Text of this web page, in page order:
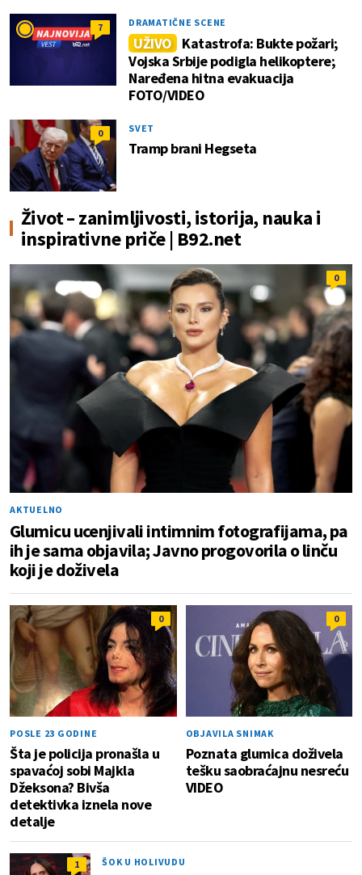
7 DRAMATIČNE SCENE
UŽIVO Katastrofa: Bukte požari;
Vojska Srbije podigla helikoptere;
Naređena hitna evakuacija
FOTO/VIDEO
0 SVET
Tramp brani Hegseta
Život – zanimljivosti, istorija, nauka i
inspirativne priče | B92.net
0
AKTUELNO
Glumicu ucenjivali intimnim fotografijama, pa
ih je sama objavila; Javno progovorila o linču
koji je doživela
0
POSLE 23 GODINE
Šta je policija pronašla u
spavaćoj sobi Majkla
Džeksona? Bivša
detektivka iznela nove
detalje
0
OBJAVILA SNIMAK
Poznata glumica doživela
tešku saobraćajnu nesreću
VIDEO
1 ŠOK U HOLIVUDU